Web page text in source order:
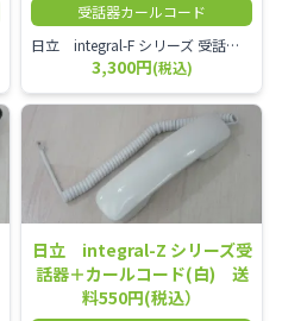
受話器カールコード
日立 integral-F シリーズ 受話器＋カールコード セット（白）／本商品は中古品となります。 写真では分かりにくいキズ・汚れなどの使用感があります。 経年変化で日焼けの色味が強くなる場合がございます。 予めご理解・ご了承頂きますようお願いいたします。
3,300円(税込)
日立 integral-Z シリーズ受
話器＋カールコード(白) 送
料550円(税込）